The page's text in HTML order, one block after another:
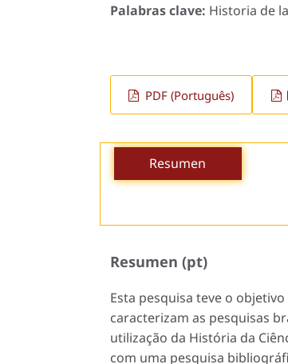
Palabras clave: Historia de
PDF (Português)
Resumen
Resumen (pt)
Esta pesquisa teve o
caracterizam as pesquisas
utilização da História da
com uma pesquisa